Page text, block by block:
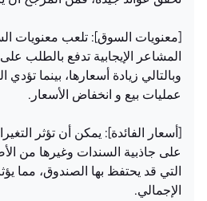
[معنويات السوق]: تلعب معنويات
المشاعر الإيجابية تدفع بالطلب
وبالتالي زيادة أسعارها، بينما
عمليات بيع و انخفاض الأسعار.
[أسعار الفائدة]: يمكن أن تؤثر
على جاذبية السندات وغيرها من
التي قد يحتفظ بها الصندوق، مما
الإجمالي.